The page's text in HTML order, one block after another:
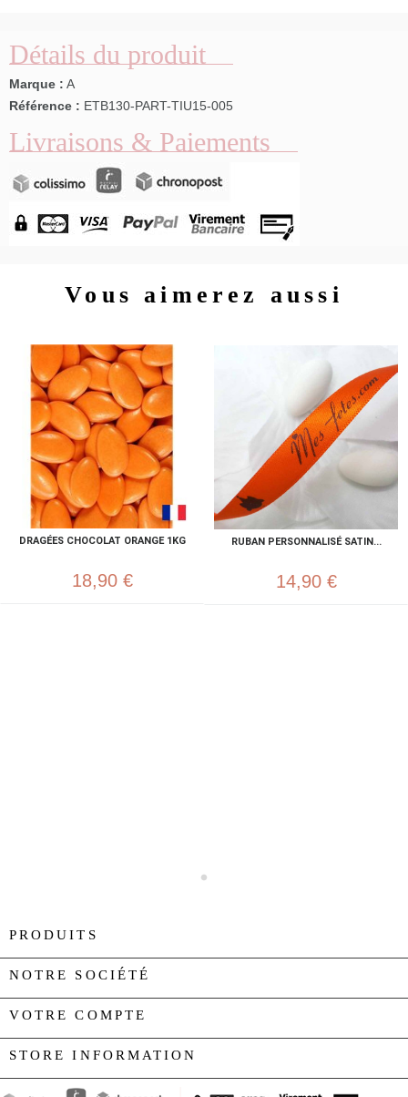
Détails du produit
Marque : A
Référence : ETB130-PART-TIU15-005
Livraisons & Paiements
Vous aimerez aussi
DRAGÉES CHOCOLAT ORANGE 1KG
18,90 €
RUBAN PERSONNALISÉ SATIN...
14,90 €
PRODUITS
NOTRE SOCIÉTÉ
VOTRE COMPTE
STORE INFORMATION